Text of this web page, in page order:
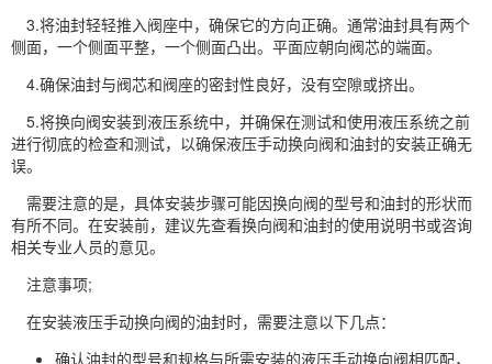
3.将油封轻轻推入阀座中，确保它的方向正确。通常油封具有两个
侧面，一个侧面平整，一个侧面凸出。平面应朝向阀芯的端面。
4.确保油封与阀芯和阀座的密封性良好，没有空隙或挤出。
5.将换向阀安装到液压系统中，并确保在测试和使用液压系统之前
进行彻底的检查和测试，以确保液压手动换向阀和油封的安装正确无
误。
需要注意的是，具体安装步骤可能因换向阀的型号和油封的形状而
有所不同。在安装前，建议先查看换向阀和油封的使用说明书或咨询
相关专业人员的意见。
注意事项;
在安装液压手动换向阀的油封时，需要注意以下几点：
确认油封的型号和规格与所需安装的液压手动换向阀相匹配，